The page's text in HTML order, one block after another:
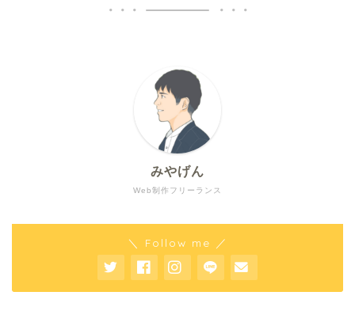
Web制作フリーランス
みやげん
＼ Follow me ／